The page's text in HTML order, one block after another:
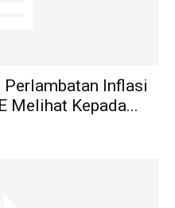
Inflasi
Melihat Kepada...